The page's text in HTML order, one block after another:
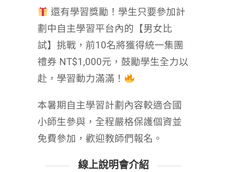
還有學習獎勵！學生只要參加計
劃中自主學習平台內的【男女比
試】挑戰，前10名將獲得統一集團
禮券 NT$1,000元，鼓勵學生全力以
赴，學習動力滿滿！
本暑期自主學習計劃內容較適合國
小師生參與，全程嚴格保護個資並
免費參加，歡迎教師們報名。
線上說明會介紹